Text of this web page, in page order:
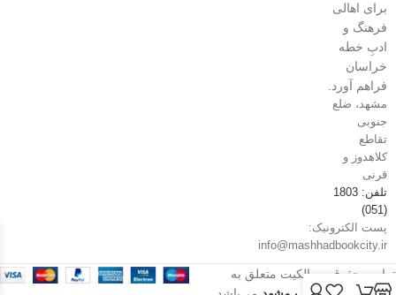
برای اهالی
فرهنگ و
ادبِ خطه
خراسان
فراهم آورد.
مشهد، ضلع
جنوبی
تقاطع
کلاهدوز و
قرنی
تلفن: 1803
(051)
پست الکترونیک:
info@mashhadbookcity.ir
تمامی حقوق و مالکیت متعلق به